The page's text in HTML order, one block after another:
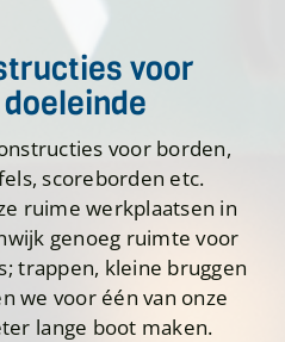
voor
voor borden,
scoreborden etc.
ruime werkplaatsen in
genoeg ruimte voor
trappen, kleine bruggen
we voor één van onze
lange boot maken.